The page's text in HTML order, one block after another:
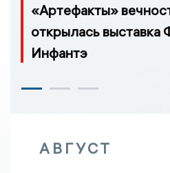
«Артефакты»
открылась выставка
Инфантэ
АВГУСТ